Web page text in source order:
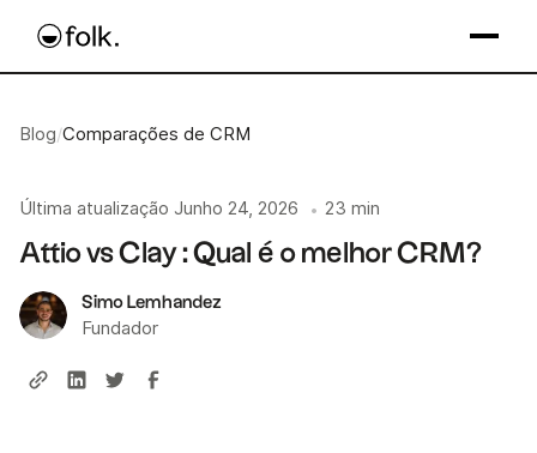
Blog/Comparações de CRM
Última atualização Junho 24, 2026 • 23 min
Attio vs Clay : Qual é o melhor CRM?
Simo Lemhandez
Fundador